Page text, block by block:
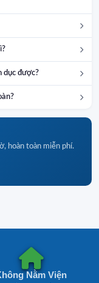
dục được?
hoàn toàn miễn phí.
Nằm Viện